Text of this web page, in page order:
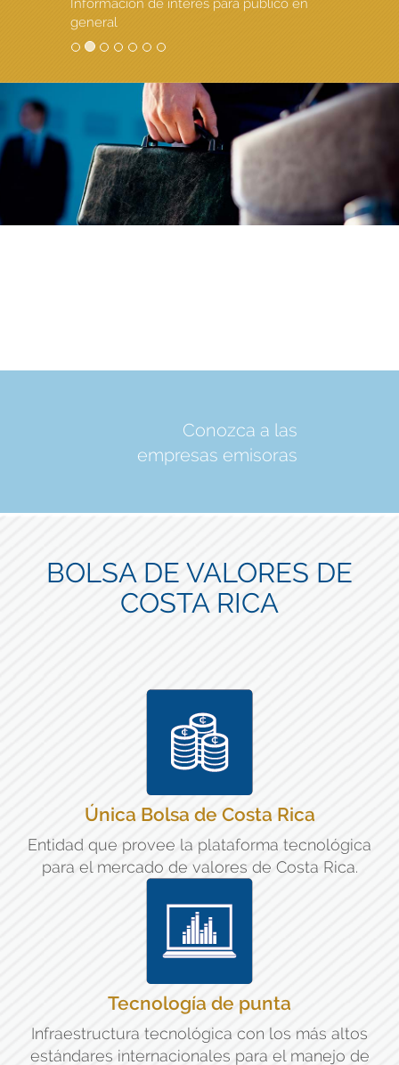
Información de interés para público en
general
Conozca a las
empresas emisoras
BOLSA DE VALORES DE
COSTA RICA
Única Bolsa de Costa Rica
Entidad que provee la plataforma tecnológica
para el mercado de valores de Costa Rica.
Tecnología de punta
Infraestructura tecnológica con los más altos
estándares internacionales para el manejo de